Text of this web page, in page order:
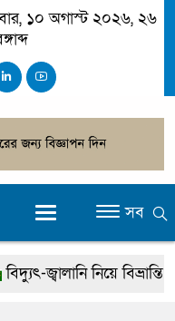
১০ অগাস্ট ২০২৬, ২৬
সব
জ্বালানি নিয়ে বিভ্রান্তি